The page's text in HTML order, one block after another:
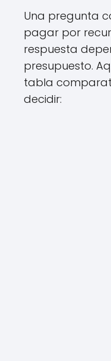
Una pregunta
pagar por
respuesta
presupuesto.
tabla
decidir: